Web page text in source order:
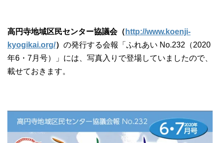
高円寺地域区民センター協議会（ http://www.koenji-
kyogikai.org/） の発行する会報「ふれあい No.232（2020
年6・7月号）」には、写真入りで登場していましたので、
載せておきます。